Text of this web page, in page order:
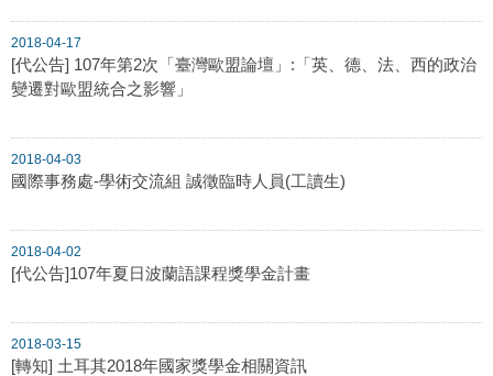
2018-04-17
[代公告] 107年第2次「臺灣歐盟論壇」:「英、德、法、西的政治
變遷對歐盟統合之影響」
2018-04-03
國際事務處-學術交流組 誠徵臨時人員(工讀生)
2018-04-02
[代公告]107年夏日波蘭語課程獎學金計畫
2018-03-15
[轉知] 土耳其2018年國家獎學金相關資訊